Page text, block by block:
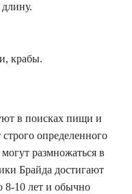
крабы.
в поисках пищи и
определенного
размножаться в
Брайда достигают
8-10 лет и обычно